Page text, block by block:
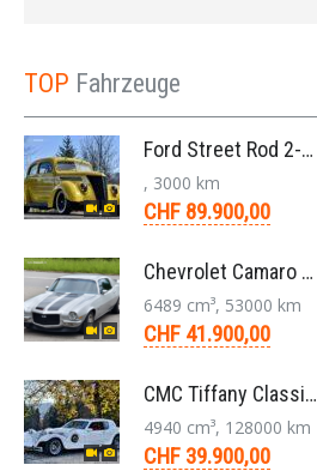
TOP Fahrzeuge
Ford Street Rod 2-Door V8 Aut. 1937
, 3000 km
CHF 89.900,00
Chevrolet Camaro SS 396 LS3 Coupe Aut. 1971
6489 cm³, 53000 km
CHF 41.900,00
CMC Tiffany Classic Coupé Neoklassiker 5.0 V8 1991
4940 cm³, 128000 km
CHF 39.900,00